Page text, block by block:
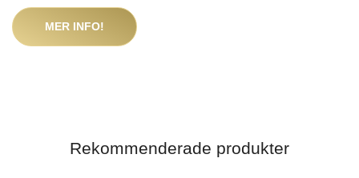
MER INFO!
Rekommenderade produkter